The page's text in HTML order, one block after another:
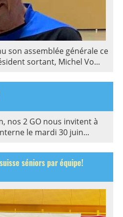
son assemblée générale ce
sortant, Michel Vo...
nos 2 GO nous invitent à
le mardi 30 juin...
séniors par équipe!